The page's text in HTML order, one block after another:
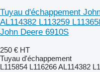
Tuyau d'échappement
AL114382 L113259
John Deere 6910S
250 € HT
Tuyau d'échappement
L115854 L116266 AL114382